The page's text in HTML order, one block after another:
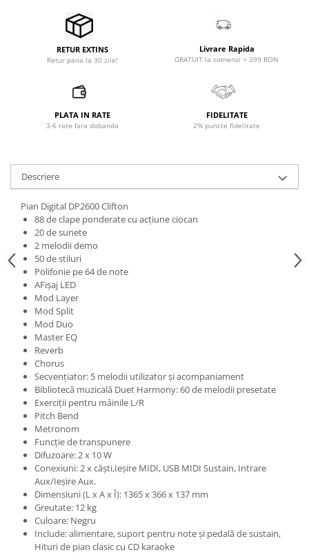
Microfoane stereo
Microfoane Suspendabile
Microfoane wireless si sisteme
Studio si inregistrari
Accesorii de microfoane
Clape MIDI
Controllere MIDI - USB DAW
Controllere monitoare de studio
Convertoare AD/DA
Interfete audio
Interfete MIDI si Cabluri Midi-USB
Microfoane de studio
Monitoare de studio
Pop filtre
Preamplificatoare
Protectii antifonice pentru urechi
Rack studio
Recordere de studio
Recordere portabile
Sintetizatoare
Standuri si stative de monitoare
Subwoofere de studio
Tratament acustic
Lumini si efecte
Accesorii pentru lumini
Bare Led
Cabluri de Alimentare
RETUR EXTINS
Retur pana la 30 zile!
Livrare Rapida
GRATUIT la comenzi > 399 RON
PLATA IN RATE
3-6 rate fara dobanda
FIDELITATE
2% puncte fidelitate
Descriere
Pian Digital DP2600 Clifton
88 de clape ponderate cu acțiune ciocan
20 de sunete
2 melodii demo
50 de stiluri
Polifonie pe 64 de note
AFișaj LED
Mod Layer
Mod Split
Mod Duo
Master EQ
Reverb
Chorus
Secvențiator: 5 melodii utilizator și acompaniament
Bibliotecă muzicală Duet Harmony: 60 de melodii presetate
Exerciții pentru mâinile L/R
Pitch Bend
Metronom
Funcție de transpunere
Difuzoare: 2 x 10 W
Conexiuni: 2 x căști,Ieșire MIDI, USB MIDI Sustain, Intrare
Aux/Ieșire Aux.
Dimensiuni (L x A x Î): 1365 x 366 x 137 mm
Greutate: 12 kg
Culoare: Negru
Include: alimentare, suport pentru note și pedală de sustain,
Hituri de pian clasic cu CD karaoke